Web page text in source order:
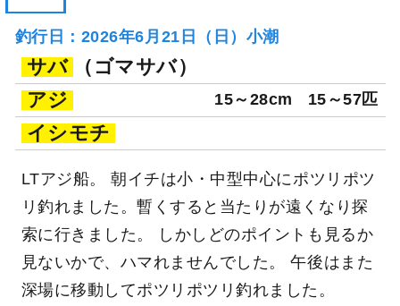
釣行日：2026年6月21日（日）小潮
サバ
（ゴマサバ）
アジ
15～28cm 15～57匹
イシモチ
LTアジ船。 朝イチは小・中型中心にポツリポツ
リ釣れました。暫くすると当たりが遠くなり探
索に行きました。 しかしどのポイントも見るか
見ないかで、ハマれませんでした。 午後はまた
深場に移動してポツリポツリ釣れました。